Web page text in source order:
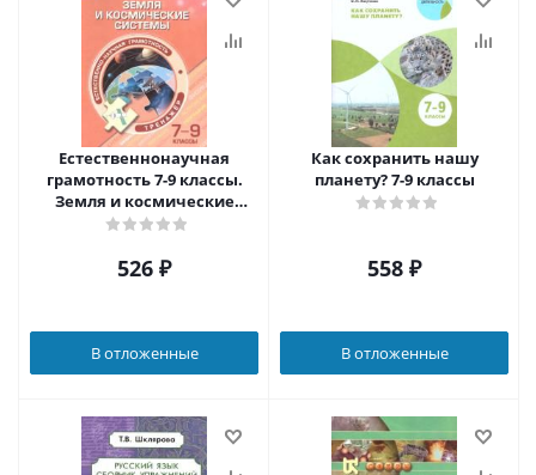
Естественнонаучная
грамотность 7-9 классы.
Земля и космические
системы. Тренажёр
526 ₽
В отложенные
Как сохранить нашу
планету? 7-9 классы
558 ₽
В отложенные